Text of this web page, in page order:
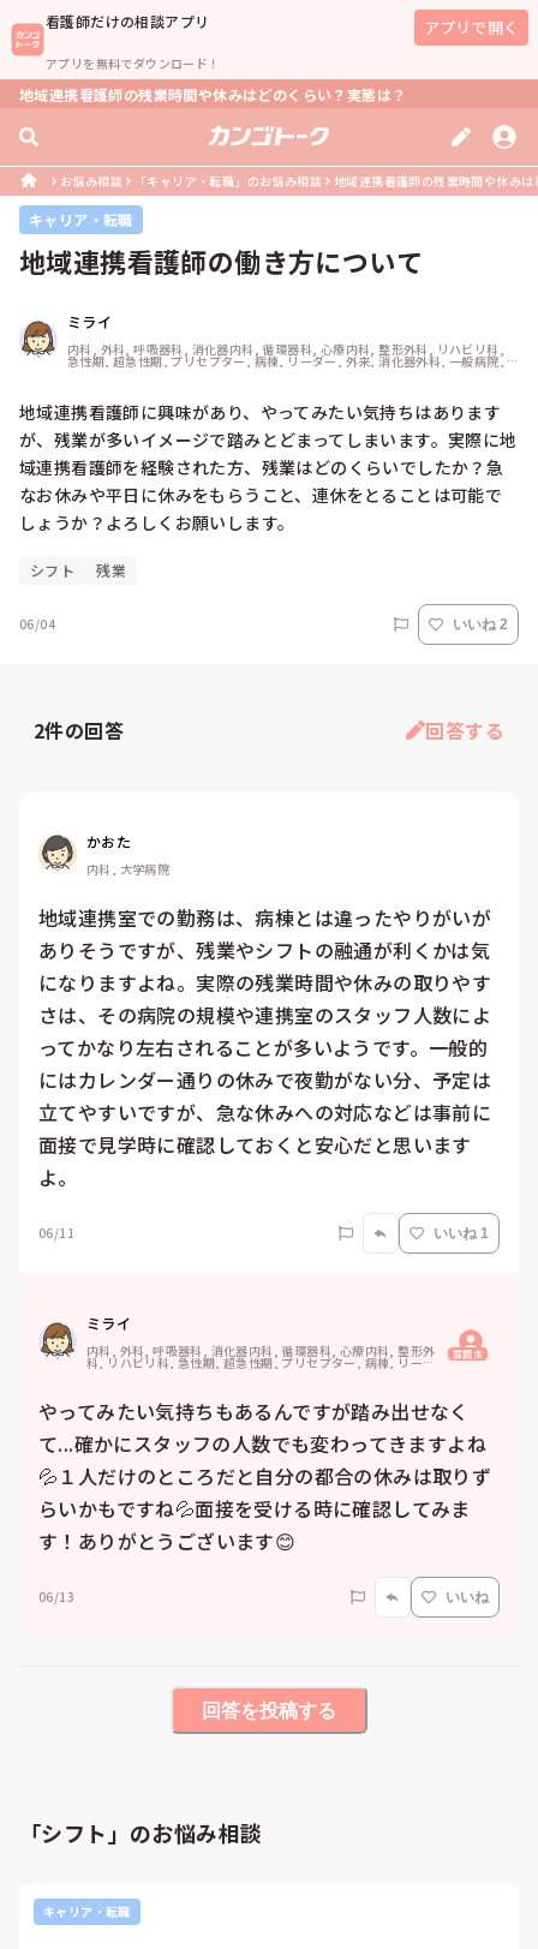
看護師だけの相談アプリ
アプリを無料でダウンロード！
アプリで開く
地域連携看護師の残業時間や休みはどのくらい？実態は？
お悩み相談 「キャリア・転職」のお悩み相談 地域連携看護師の残業時間や休み
キャリア・転職
地域連携看護師の働き方について
ミライ
内科, 外科, 呼吸器科, 消化器内科, 循環器科, 心療内科, 整形外科, リハビリ科,
急性期, 超急性期, プリセプター, 病棟, リーダー, 外来, 消化器外科, 一般病院,
慢性期, 回復期, 終末期
地域連携看護師に興味があり、やってみたい気持ちはあります
が、残業が多いイメージで踏みとどまってしまいます。実際に地
域連携看護師を経験された方、残業はどのくらいでしたか？急
なお休みや平日に休みをもらうこと、連休をとることは可能で
しょうか？よろしくお願いします。
シフト 残業
06/04 いいね 2
2件の回答 回答する
かおた
内科, 大学病院
地域連携室での勤務は、病棟とは違ったやりがいが
ありそうですが、残業やシフトの融通が利くかは気
になりますよね。実際の残業時間や休みの取りやす
さは、その病院の規模や連携室のスタッフ人数によ
ってかなり左右されることが多いようです。一般的
にはカレンダー通りの休みで夜勤がない分、予定は
立てやすいですが、急な休みへの対応などは事前に
面接で見学時に確認しておくと安心だと思います
よ。
06/11 いいね 1
ミライ
内科, 外科, 呼吸器科, 消化器内科, 循環器科, 心療内科, 整形外
科, リハビリ科, 急性期, 超急性期, プリセプター, 病棟, リーダ
ー, 外来, 消化器外科, 一般病院, 慢性期, 回復期, 終末期
質問主
やってみたい気持ちもあるんですが踏み出せなく
て...確かにスタッフの人数でも変わってきますよね
💦１人だけのところだと自分の都合の休みは取りず
らいかもですね💦面接を受ける時に確認してみま
す！ありがとうございます😊
06/13 いいね
回答を投稿する
「シフト」のお悩み相談
キャリア・転職